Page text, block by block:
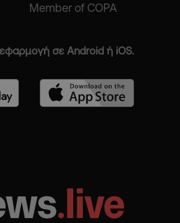
Member of COPA
σε Android ή iOS.